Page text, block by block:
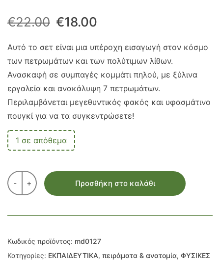
€22.00 Original
price
was:
€22.00.
€18.00
τρέχουσα
τιμή
είναι:
€18.00.
Αυτό το σετ είναι μια υπέροχη εισαγωγή στον κόσμο
των πετρωμάτων και των πολύτιμων λίθων.
Ανασκαφή σε συμπαγές κομμάτι πηλού, με ξύλινα
εργαλεία και ανακάλυψη 7 πετρωμάτων.
Περιλαμβάνεται μεγεθυντικός φακός και υφασμάτινο
πουγκί για να τα συγκεντρώσετε!
1 σε απόθεμα
- + Προσθήκη στο καλάθι
Κωδικός προϊόντος: md0127
Κατηγορίες: ΕΚΠΑΙΔΕΥΤΙΚΑ, πειράματα & ανατομία, ΦΥΣΙΚΕΣ